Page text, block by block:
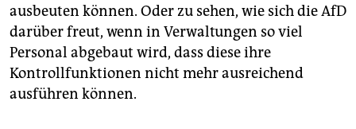
ausbeuten können. Oder zu sehen, wie sich die AfD
darüber freut, wenn in Verwaltungen so viel
Personal abgebaut wird, dass diese ihre
Kontrollfunktionen nicht mehr ausreichend
ausführen können.